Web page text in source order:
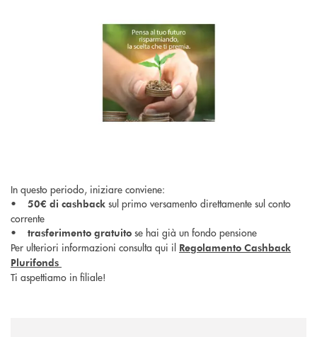
In questo periodo, iniziare conviene:
• 50€ di cashback sul primo versamento direttamente sul conto
corrente
• trasferimento gratuito se hai già un fondo pensione
Per ulteriori informazioni consulta qui il Regolamento Cashback
Plurifonds
Ti aspettiamo in filiale!